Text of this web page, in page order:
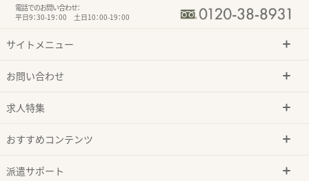
電話でのお問い合わせ：
平日9：30-19：00 土日10：00-19：00
サイトメニュー
お問い合わせ
求人特集
おすすめコンテンツ
派遣サポート